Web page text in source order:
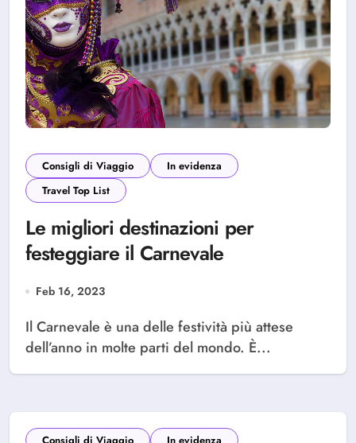
Consigli di Viaggio
In evidenza
Travel Top List
Le migliori destinazioni per
festeggiare il Carnevale
Feb 16, 2023
Il Carnevale è una delle festività più attese
dell’anno in molte parti del mondo. È...